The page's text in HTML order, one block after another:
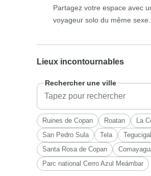
Partagez votre espace avec
voyageur solo du même sexe.
Lieux incontournables
Rechercher une ville
Ruines de Copan Roatan
La
San Pedro Sula
Tela
Santa Rosa de Copan
Parc national Cerro Azul Meámbar